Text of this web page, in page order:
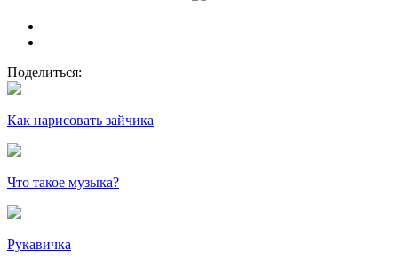
Поделиться:
Как нарисовать зайчика
Что такое музыка?
Рукавичка